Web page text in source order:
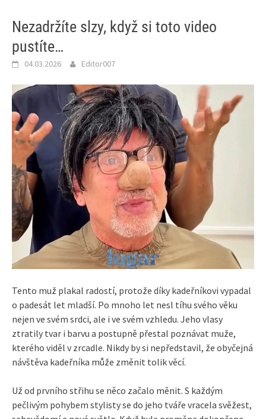
Nezadržíte slzy, když si toto video
pustíte…
04.03.2026 Editor007
Tento muž plakal radostí, protože díky kadeřníkovi vypadal
o padesát let mladší. Po mnoho let nesl tíhu svého věku
nejen ve svém srdci, ale i ve svém vzhledu. Jeho vlasy
ztratily tvar i barvu a postupně přestal poznávat muže,
kterého viděl v zrcadle. Nikdy by si nepředstavil, že obyčejná
návštěva kadeřníka může změnit tolik věcí.
Už od prvního střihu se něco začalo měnit. S každým
pečlivým pohybem stylisty se do jeho tváře vracela svěžest,